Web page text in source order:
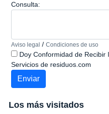
Consulta:
Aviso legal / Condiciones de uso
Doy Conformidad de
Servicios de residuos.com
Los más visitados